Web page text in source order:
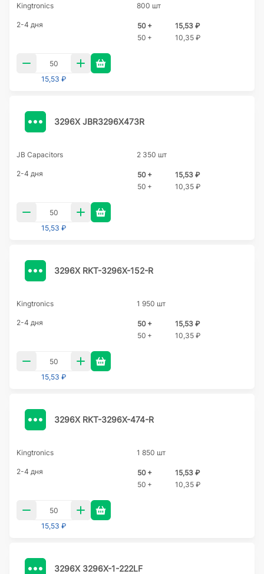
Kingtronics 800 шт
2-4 дня 50 +
15,53 ₽
50 +
10,35 ₽
15,53 ₽
3296X JBR3296X473R
JB Capacitors 2 350 шт
2-4 дня 50 +
15,53 ₽
50 +
10,35 ₽
15,53 ₽
3296X RKT-3296X-152-R
Kingtronics 1 950 шт
2-4 дня 50 +
15,53 ₽
50 +
10,35 ₽
15,53 ₽
3296X RKT-3296X-474-R
Kingtronics 1 850 шт
2-4 дня 50 +
15,53 ₽
50 +
10,35 ₽
15,53 ₽
3296X 3296X-1-222LF